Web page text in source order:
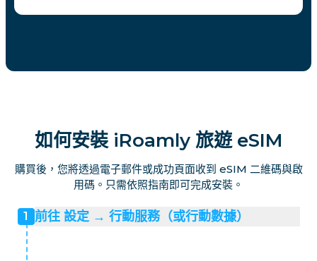
如何安裝 iRoamly 旅遊 eSIM
購買後，您將透過電子郵件或成功頁面收到 eSIM 二維碼與啟
用碼。只需依照指南即可完成安裝。
1 前往 設定 → 行動服務（或行動數據）